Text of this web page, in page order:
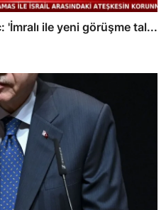
'İmralı ile yeni görüşme tal...